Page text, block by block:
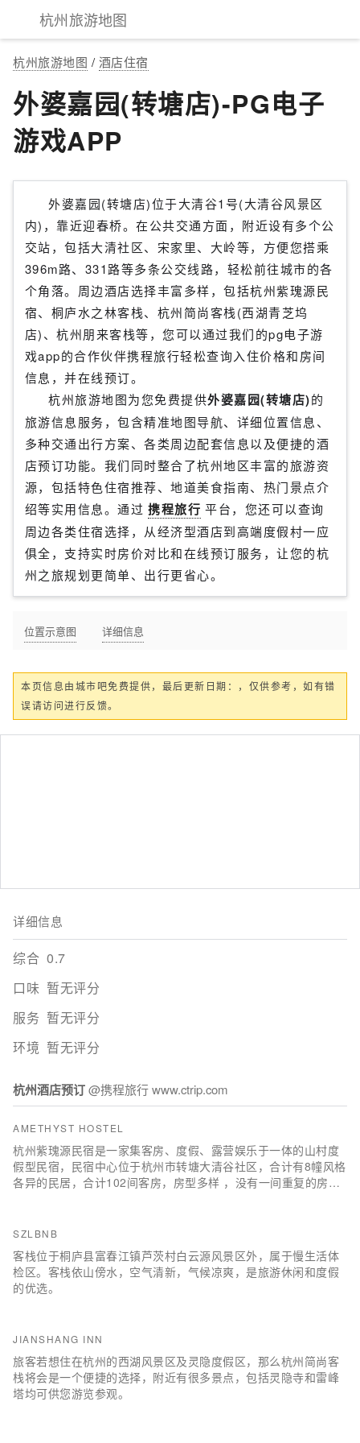
杭州旅游地图
杭州旅游地图 / 酒店住宿
外婆嘉园(转塘店)-PG电子
游戏APP
外婆嘉园(转塘店)位于大清谷1号(大清谷风景区
内)，靠近迎春桥。在公共交通方面，附近设有多个公
交站，包括大清社区、宋家里、大岭等，方便您搭乘
396m路、331路等多条公交线路，轻松前往城市的各
个角落。周边酒店选择丰富多样，包括杭州紫瑰源民
宿、桐庐水之林客栈、杭州简尚客栈(西湖青芝坞
店)、杭州朋来客栈等，您可以通过我们的pg电子游
戏app的合作伙伴携程旅行轻松查询入住价格和房间
信息，并在线预订。
杭州旅游地图为您免费提供外婆嘉园(转塘店)的
旅游信息服务，包含精准地图导航、详细位置信息、
多种交通出行方案、各类周边配套信息以及便捷的酒
店预订功能。我们同时整合了杭州地区丰富的旅游资
源，包括特色住宿推荐、地道美食指南、热门景点介
绍等实用信息。通过 携程旅行 平台，您还可以查询
周边各类住宿选择，从经济型酒店到高端度假村一应
俱全，支持实时房价对比和在线预订服务，让您的杭
州之旅规划更简单、出行更省心。
位置示意图 详细信息
本页信息由城市吧免费提供，最后更新日期：，仅供参考，如有错
误请访问进行反馈。
详细信息
综合 0.7
口味 暂无评分
服务 暂无评分
环境 暂无评分
杭州酒店预订@携程旅行 www.ctrip.com
AMETHYST HOSTEL
杭州紫瑰源民宿是一家集客房、度假、露营娱乐于一体的山村度
假型民宿，民宿中心位于杭州市转塘大清谷社区，合计有8幢风格
各异的民居，合计102间客房，房型多样 ，没有一间重复的房
式房车度假区，配置有10米长房车5部 8米长房车4部 卫星回收仓
型房间4间 火车车厢式房间6间，集装箱房6间，直升机房间3间。
并配备有自助烧烤区。 于2016年12月经过全面装修， 基地拥有
地面停车位。进出便捷，并提供全天候24小时安保服务，为您自
驾出游提供便利。 带上您的家人和亲友，快来露营民宿基地开启
SZLBNB
客栈位于桐庐县富春江镇芦茨村白云源风景区外，属于慢生活体
检区。客栈依山傍水，空气清新，气候凉爽，是旅游休闲和度假
的优选。
JIANSHANG INN
旅客若想住在杭州的西湖风景区及灵隐度假区，那么杭州简尚客
栈将会是一个便捷的选择，附近有很多景点，包括灵隐寺和雷峰
塔均可供您游览参观。